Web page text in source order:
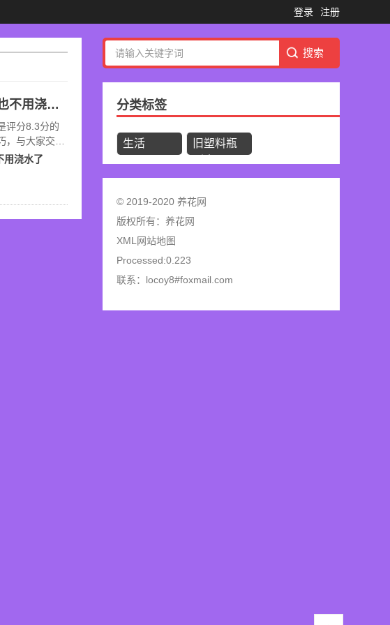
登录 注册
旧塑料瓶别卖了，教你制作多功能花盆，养花再也不用浇水了(8.3分生活片)
评分8.3分的
与大家交流
用浇水了
分类标签
生活
旧塑料瓶
教你制作
盆，养花
再也不用
© 2019-2020 养花网
版权所有： 养花网
XML网站地图
Processed:0.223
联系：locoy8#foxmail.com